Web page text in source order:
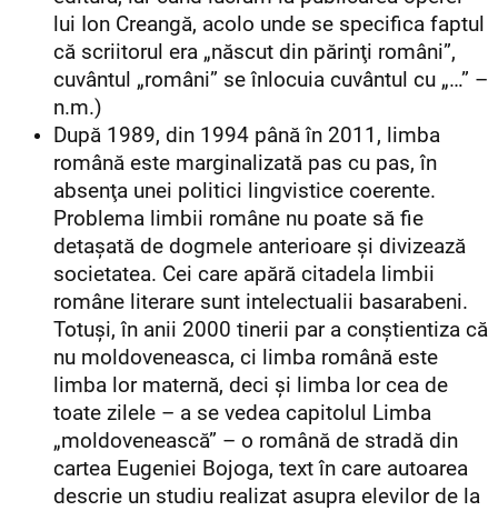
lui Ion Creangă, acolo unde se specifica faptul
că scriitorul era „născut din părinţi români”,
cuvântul „români” se înlocuia cuvântul cu „…” –
n.m.)
După 1989, din 1994 până în 2011, limba
română este marginalizată pas cu pas, în
absenţa unei politici lingvistice coerente.
Problema limbii române nu poate să fie
detaşată de dogmele anterioare şi divizează
societatea. Cei care apără citadela limbii
române literare sunt intelectualii basarabeni.
Totuşi, în anii 2000 tinerii par a conştientiza că
nu moldoveneasca, ci limba română este
limba lor maternă, deci şi limba lor cea de
toate zilele – a se vedea capitolul Limba
„moldovenească” – o română de stradă din
cartea Eugeniei Bojoga, text în care autoarea
descrie un studiu realizat asupra elevilor de la